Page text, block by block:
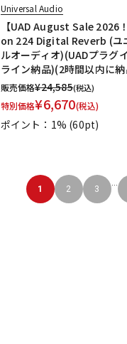
Universal Audio
【UAD August Sale 2026
on 224 Digital Reverb (ユ
ルオーディオ)(UADプラグ
ライン納品)(2時間以内に
販売価格¥24,585(税込)
特別価格¥6,670(税込)
ポイント：1% (60pt)
1 2 3
...